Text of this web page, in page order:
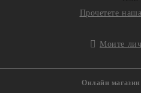
Прочетете
Моите
Онлайн